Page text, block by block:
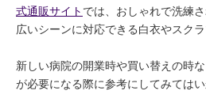
式通販サイト では、おしゃれで洗練
広いシーンに対応できる白衣やスク
新しい病院の開業時や買い替えの時
が必要になる際に参考にしてみてはい